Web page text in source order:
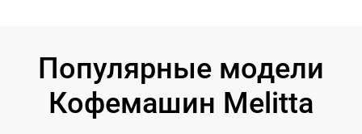
Популярные модели
Кофемашин Melitta